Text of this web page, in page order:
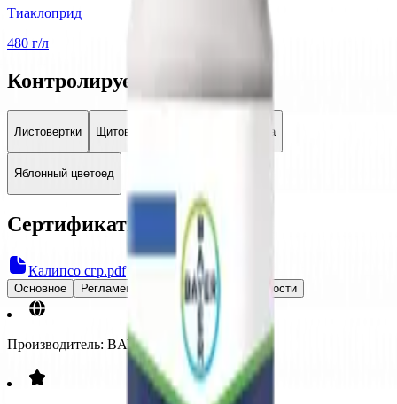
Тиаклоприд
480 г/л
Контролируемые объекты
Листовертки Щитовки Яблонная плодожорка
Яблонный цветоед
Сертификаты
Калипсо сгр.pdf
Основное Регламенты применения Особенности
Производитель: BAYER